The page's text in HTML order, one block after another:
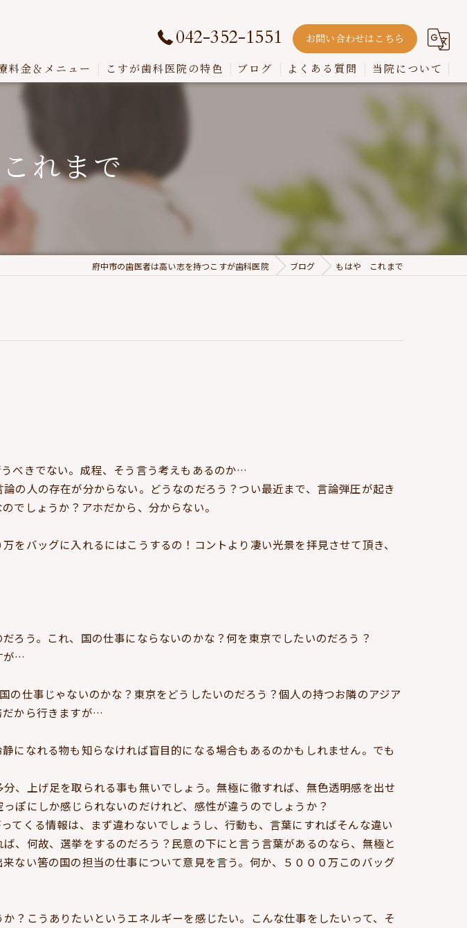
042-352-1551 お問い合わせはこちら
料金＆メニュー こすが歯科医院の特色 ブログ よくある質問 当院について
インプラント
入れ歯
歯周病
虫歯
れまで
府中市の歯医者は高い志を持つこすが歯科医院 ブログ もはや これまで
べきでない。成程、そう言う考えもあるのか…
の人の存在が分からない。どうなのだろう？つい最近まで、言論弾圧が起き
でしょうか？アホだから、分からない。
バッグに入れるにはこうするの！コントより凄い光景を拝見させて頂き、
ろう。これ、国の仕事にならないのかな？何を東京でしたいのだろう？
が…
の仕事じゃないのかな？東京をどうしたいのだろう？個人の持つお隣のアジア
だから行きますが…
になれる物も知らなければ盲目的になる場合もあるのかもしれません。でも
、上げ足を取られる事も無いでしょう。無極に徹すれば、無色透明感を出せ
ぽにしか感じられないのだけれど、感性が違うのでしょうか？
てくる情報は、まず違わないでしょうし、行動も、言葉にすればそんな違い
、何故、選挙をするのだろう？民意の下にと言う言葉があるのなら、無極と
ない筈の国の担当の仕事について意見を言う。何か、５０００万このバッグ
？こうありたいというエネルギーを感じたい。こんな仕事をしたいって、そ